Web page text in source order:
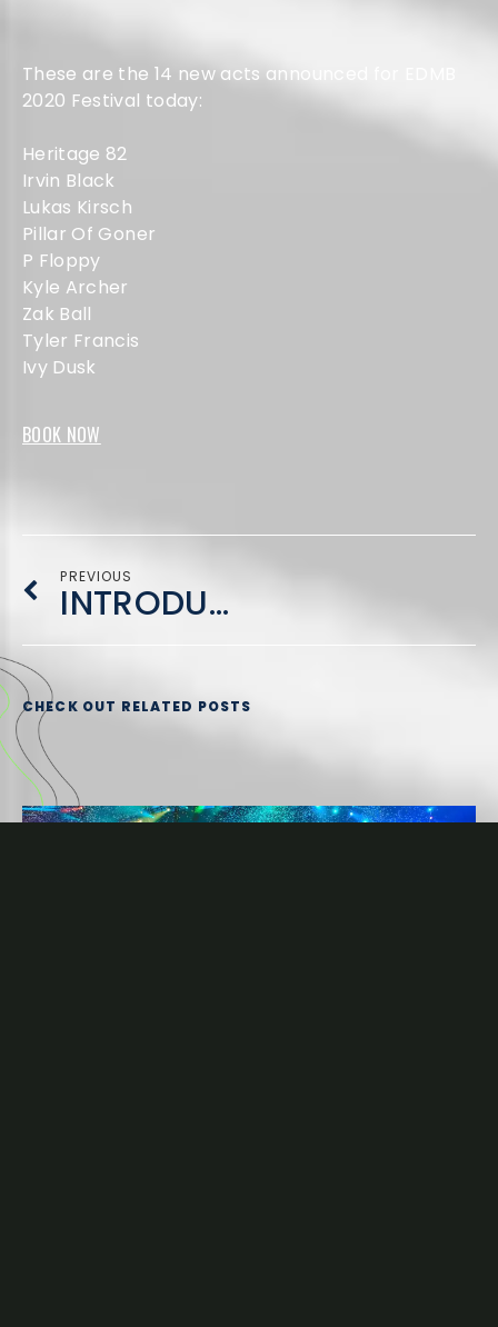
These are the 14 new acts announced for EDMB
2020 Festival today:
Heritage 82
Irvin Black
Lukas Kirsch
Pillar Of Goner
P Floppy
Kyle Archer
Zak Ball
Tyler Francis
Ivy Dusk
BOOK NOW
PREVIOUS
INTRODUCING EDMB CAMP VILLAGE
CHECK OUT RELATED POSTS